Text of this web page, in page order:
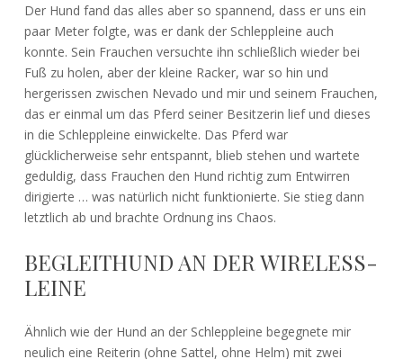
Der Hund fand das alles aber so spannend, dass er uns ein
paar Meter folgte, was er dank der Schleppleine auch
konnte. Sein Frauchen versuchte ihn schließlich wieder bei
Fuß zu holen, aber der kleine Racker, war so hin und
hergerissen zwischen Nevado und mir und seinem Frauchen,
das er einmal um das Pferd seiner Besitzerin lief und dieses
in die Schleppleine einwickelte. Das Pferd war
glücklicherweise sehr entspannt, blieb stehen und wartete
geduldig, dass Frauchen den Hund richtig zum Entwirren
dirigierte … was natürlich nicht funktionierte. Sie stieg dann
letztlich ab und brachte Ordnung ins Chaos.
BEGLEITHUND AN DER WIRELESS-
LEINE
Ähnlich wie der Hund an der Schleppleine begegnete mir
neulich eine Reiterin (ohne Sattel, ohne Helm) mit zwei